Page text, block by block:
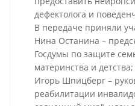
дефектолога и
В передаче приняли
Нина Останина –
Госдумы по защите
материнства и детства;
Игорь Шпицберг –
реабилитации